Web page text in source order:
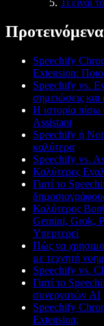
Speechify
Extension:
Speechify vs.
σημειώσεις
Η ιστορία
Assistant
Speechify ή
καλύτερα
Speechify vs.
Καλύτερες
Γιατί το
Καλύτερος
Gemini, Grok,
Υπερτερεί
Πώς να
με τεχνητή
Speechify vs.
Γιατί το
συνεργατών AI
Speechify
Extension;